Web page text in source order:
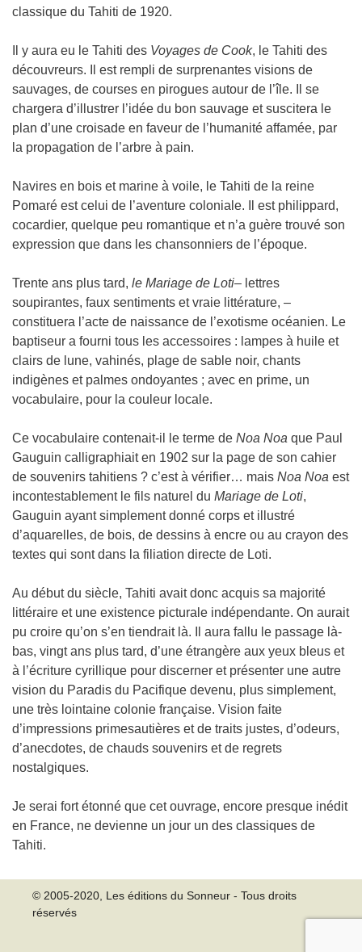
classique du Tahiti de 1920.
Il y aura eu le Tahiti des Voyages de Cook, le Tahiti des
découvreurs. Il est rempli de surprenantes visions de
sauvages, de courses en pirogues autour de l’île. Il se
chargera d’illustrer l’idée du bon sauvage et suscitera le
plan d’une croisade en faveur de l’humanité affamée, par
la propagation de l’arbre à pain.
Navires en bois et marine à voile, le Tahiti de la reine
Pomaré est celui de l’aventure coloniale. Il est philippard,
cocardier, quelque peu romantique et n’a guère trouvé son
expression que dans les chansonniers de l’époque.
Trente ans plus tard, le Mariage de Loti– lettres
soupirantes, faux sentiments et vraie littérature, –
constituera l’acte de naissance de l’exotisme océanien. Le
baptiseur a fourni tous les accessoires : lampes à huile et
clairs de lune, vahinés, plage de sable noir, chants
indigènes et palmes ondoyantes ; avec en prime, un
vocabulaire, pour la couleur locale.
Ce vocabulaire contenait-il le terme de Noa Noa que Paul
Gauguin calligraphiait en 1902 sur la page de son cahier
de souvenirs tahitiens ? c’est à vérifier… mais Noa Noa est
incontestablement le fils naturel du Mariage de Loti,
Gauguin ayant simplement donné corps et illustré
d’aquarelles, de bois, de dessins à encre ou au crayon des
textes qui sont dans la filiation directe de Loti.
Au début du siècle, Tahiti avait donc acquis sa majorité
littéraire et une existence picturale indépendante. On aurait
pu croire qu’on s’en tiendrait là. Il aura fallu le passage là-
bas, vingt ans plus tard, d’une étrangère aux yeux bleus et
à l’écriture cyrillique pour discerner et présenter une autre
vision du Paradis du Pacifique devenu, plus simplement,
une très lointaine colonie française. Vision faite
d’impressions primesautières et de traits justes, d’odeurs,
d’anecdotes, de chauds souvenirs et de regrets
nostalgiques.
Je serai fort étonné que cet ouvrage, encore presque inédit
en France, ne devienne un jour un des classiques de
Tahiti.
© 2005-2020, Les éditions du Sonneur - Tous droits
réservés